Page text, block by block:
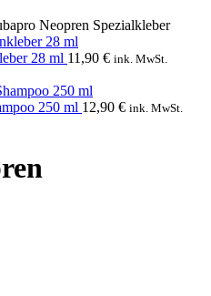
Neopren Spezialkleber
28 ml 11,90 € ink. MwSt.
250 ml 12,90 € ink. MwSt.